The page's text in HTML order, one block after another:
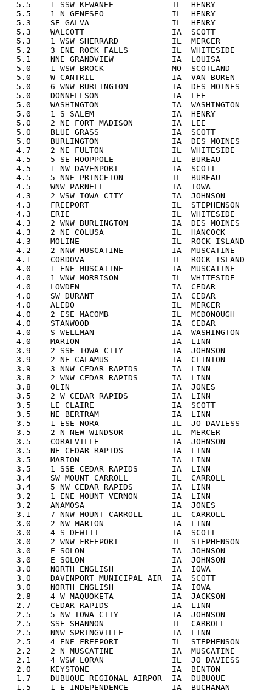
5.5    1 SSW KEWANEE            IL  HENRY
5.5    1 N GENESEO              IL  HENRY
5.3    SE GALVA                 IL  HENRY
5.3    WALCOTT                  IA  SCOTT
5.3    1 WSW SHERRARD           IL  MERCER
5.2    3 ENE ROCK FALLS         IL  WHITESIDE
5.1    NNE GRANDVIEW            IA  LOUISA
5.0    1 WSW BROCK              MO  SCOTLAND
5.0    W CANTRIL                IA  VAN BUREN
5.0    6 WNW BURLINGTON         IA  DES MOINES
5.0    DONNELLSON               IA  LEE
5.0    WASHINGTON               IA  WASHINGTON
5.0    1 S SALEM                IA  HENRY
5.0    2 NE FORT MADISON        IA  LEE
5.0    BLUE GRASS               IA  SCOTT
5.0    BURLINGTON               IA  DES MOINES
4.7    2 NE FULTON              IL  WHITESIDE
4.5    5 SE HOOPPOLE            IL  BUREAU
4.5    1 NW DAVENPORT           IA  SCOTT
4.5    5 NNE PRINCETON          IL  BUREAU
4.5    WNW PARNELL              IA  IOWA
4.3    2 WSW IOWA CITY          IA  JOHNSON
4.3    FREEPORT                 IL  STEPHENSON
4.3    ERIE                     IL  WHITESIDE
4.3    2 WNW BURLINGTON         IA  DES MOINES
4.3    2 NE COLUSA              IL  HANCOCK
4.3    MOLINE                   IL  ROCK ISLAND
4.2    2 NNW MUSCATINE          IA  MUSCATINE
4.1    CORDOVA                  IL  ROCK ISLAND
4.0    1 ENE MUSCATINE          IA  MUSCATINE
4.0    1 WNW MORRISON           IL  WHITESIDE
4.0    LOWDEN                   IA  CEDAR
4.0    SW DURANT                IA  CEDAR
4.0    ALEDO                    IL  MERCER
4.0    2 ESE MACOMB             IL  MCDONOUGH
4.0    STANWOOD                 IA  CEDAR
4.0    S WELLMAN                IA  WASHINGTON
4.0    MARION                   IA  LINN
3.9    2 SSE IOWA CITY          IA  JOHNSON
3.9    2 NE CALAMUS             IA  CLINTON
3.9    3 NNW CEDAR RAPIDS       IA  LINN
3.8    2 WNW CEDAR RAPIDS       IA  LINN
3.8    OLIN                     IA  JONES
3.5    2 W CEDAR RAPIDS         IA  LINN
3.5    LE CLAIRE                IA  SCOTT
3.5    NE BERTRAM               IA  LINN
3.5    1 ESE NORA               IL  JO DAVIESS
3.5    2 N NEW WINDSOR          IL  MERCER
3.5    CORALVILLE               IA  JOHNSON
3.5    NE CEDAR RAPIDS          IA  LINN
3.5    MARION                   IA  LINN
3.5    1 SSE CEDAR RAPIDS       IA  LINN
3.4    SW MOUNT CARROLL         IL  CARROLL
3.4    5 NW CEDAR RAPIDS        IA  LINN
3.2    1 ENE MOUNT VERNON       IA  LINN
3.2    ANAMOSA                  IA  JONES
3.1    7 NNW MOUNT CARROLL      IL  CARROLL
3.0    2 NW MARION              IA  LINN
3.0    4 S DEWITT               IA  SCOTT
3.0    2 WNW FREEPORT           IL  STEPHENSON
3.0    E SOLON                  IA  JOHNSON
3.0    E SOLON                  IA  JOHNSON
3.0    NORTH ENGLISH            IA  IOWA
3.0    DAVENPORT MUNICIPAL AIR  IA  SCOTT
3.0    NORTH ENGLISH            IA  IOWA
2.8    4 W MAQUOKETA            IA  JACKSON
2.7    CEDAR RAPIDS             IA  LINN
2.5    5 NW IOWA CITY           IA  JOHNSON
2.5    SSE SHANNON              IL  CARROLL
2.5    NNW SPRINGVILLE          IA  LINN
2.5    4 ENE FREEPORT           IL  STEPHENSON
2.2    2 N MUSCATINE            IA  MUSCATINE
2.1    4 WSW LORAN              IL  JO DAVIESS
2.0    KEYSTONE                 IA  BENTON
1.7    DUBUQUE REGIONAL AIRPOR  IA  DUBUQUE
1.5    1 E INDEPENDENCE         IA  BUCHANAN